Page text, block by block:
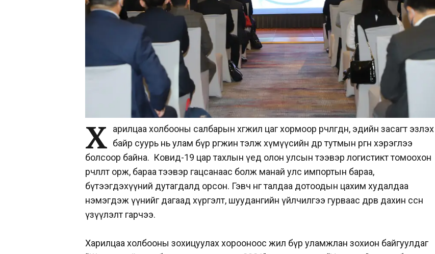
Х арилцаа холбооны салбарын хөгжил цаг хормоор өөрчлөгдөн, эдийн засагт эзлэх
байр суурь нь улам бүр өргөжин тэлж хүмүүсийн өдөр тутмын өргөн хэрэглээ
болсоор байна. Ковид-19 цар тахлын үед олон улсын тээвэр логистикт томоохон
өөрчлөлт орж, бараа тээвэр гацсанаас болж манай улс импортын бараа,
бүтээгдэхүүний дутагдалд орсон. Гэвч нөгөө талдаа дотоодын цахим худалдаа
нэмэгдэж үүнийг дагаад хүргэлт, шуудангийн үйлчилгээ гурваас дөрөв дахин өссөн
үзүүлэлт гарчээ.
Харилцаа холбооны зохицуулах хорооноос жил бүр уламжлан зохион байгуулдаг